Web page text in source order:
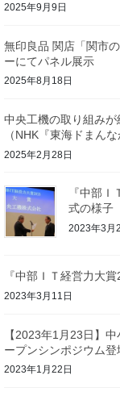
2025年9月9日
無印良品 関店「関市
ーにてパネル展示
2025年8月18日
中央工機の取り組みが
（NHK『東海ドまんな
2025年2月28日
『中部
式の様子
2023年3月
『中部ＩＴ経営力大
2023年3月11日
【2023年1月23日】
ープンシンポジウム
2023年1月22日